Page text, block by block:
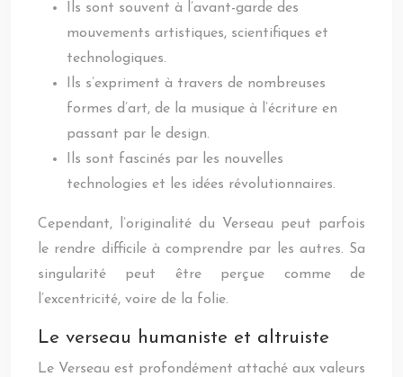
Ils sont souvent à l’avant-garde des
mouvements artistiques, scientifiques et
technologiques.
Ils s’expriment à travers de nombreuses
formes d’art, de la musique à l’écriture en
passant par le design.
Ils sont fascinés par les nouvelles
technologies et les idées révolutionnaires.
Cependant, l’originalité du Verseau peut parfois
le rendre difficile à comprendre par les autres. Sa
singularité peut être perçue comme de
l’excentricité, voire de la folie.
Le verseau humaniste et altruiste
Le Verseau est profondément attaché aux valeurs